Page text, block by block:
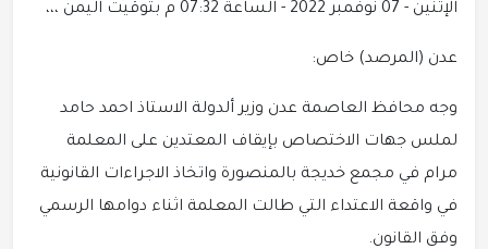
الإثنين - 07 نوفمبر 2022 - الساعة 07:32 م بتوقيت اليمن ،،،
عدن (المرصد) خاص:
وجه محافظ العاصمة عدن وزير ألدولة الاستاذ احمد حامد
لملس جهات الاختصاص بإيقاف المعتدين على المعلمة
مرام في مجمع خديجة بالمنصورة واتخاذ الاجراءات القانونية
في واقعة الاعتداء التي طالت المعلمة اثناء دوامها الرسمي
وفق القانون.